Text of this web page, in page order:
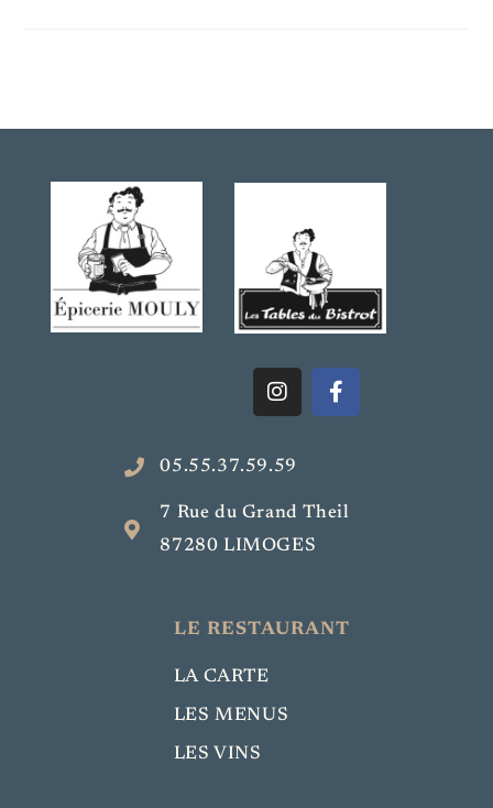
05.55.37.59.59
7 Rue du Grand Theil
87280 LIMOGES
LE RESTAURANT
LA CARTE
LES MENUS
LES VINS